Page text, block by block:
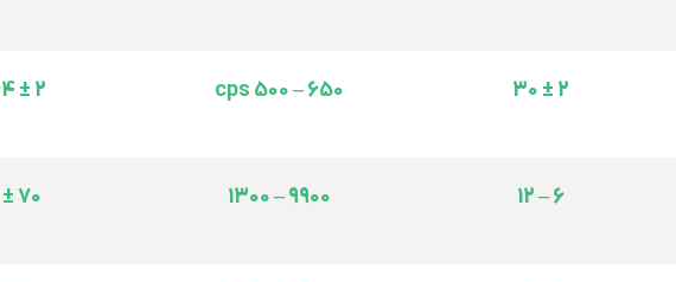
2 ± 30
650 – 500 cps
2 ± 64
6 – 12
9900 – 1300
70 ± 1